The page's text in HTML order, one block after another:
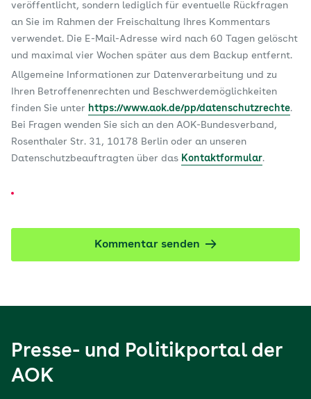
veröffentlicht, sondern lediglich für eventuelle Rückfragen
an Sie im Rahmen der Freischaltung Ihres Kommentars
verwendet. Die E-Mail-Adresse wird nach 60 Tagen gelöscht
und maximal vier Wochen später aus dem Backup entfernt.
Allgemeine Informationen zur Datenverarbeitung und zu
Ihren Betroffenenrechten und Beschwerdemöglichkeiten
finden Sie unter https://www.aok.de/pp/datenschutzrechte.
Bei Fragen wenden Sie sich an den AOK-Bundesverband,
Rosenthaler Str. 31, 10178 Berlin oder an unseren
Datenschutzbeauftragten über das Kontaktformular.
Kommentar senden
Presse- und Politikportal der
AOK